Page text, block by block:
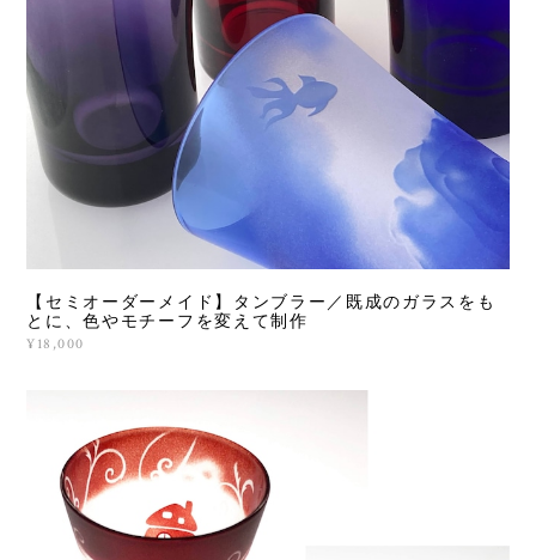
【セミオーダーメイド】タンブラー／既成のガラスをも
とに、色やモチーフを変えて制作
¥18,000